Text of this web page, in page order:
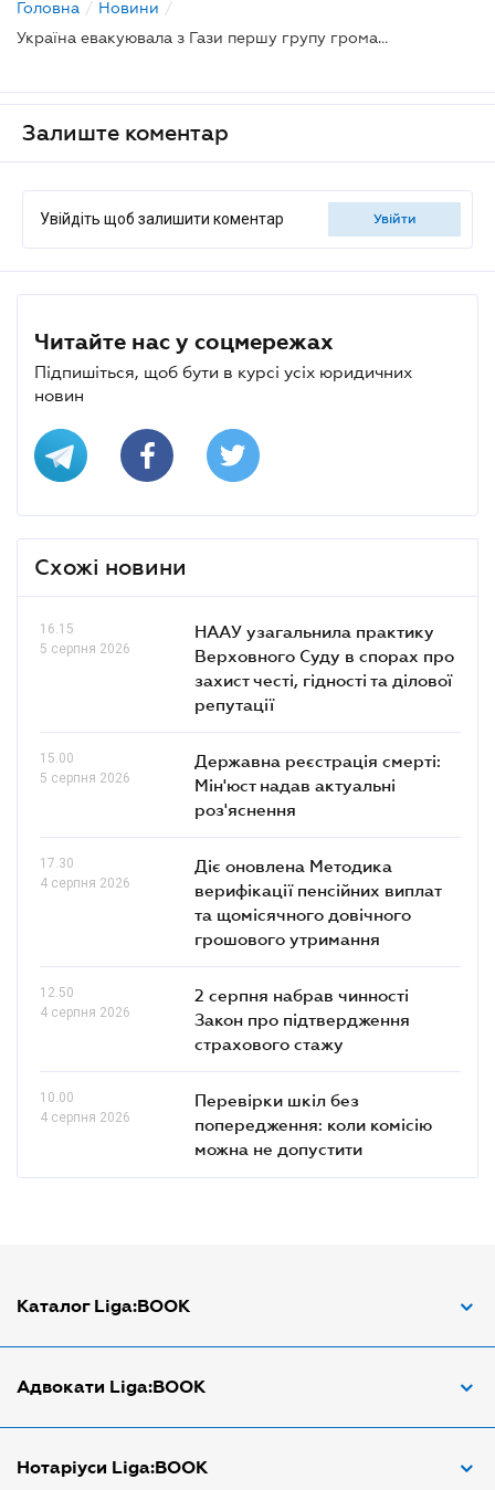
Головна / Новини /
Україна евакуювала з Гази першу групу громадян
Залиште коментар
Увійдіть щоб залишити коментар увійти
Читайте нас у соцмережах
Підпишіться, щоб бути в курсі усіх юридичних
новин
Схожі новини
16.15
5 серпня 2026
НААУ узагальнила практику
Верховного Суду в спорах про
захист честі, гідності та ділової
репутації
15.00
5 серпня 2026
Державна реєстрація смерті:
Мін'юст надав актуальні
роз'яснення
17.30
4 серпня 2026
Діє оновлена Методика
верифікації пенсійних виплат
та щомісячного довічного
грошового утримання
12.50
4 серпня 2026
2 серпня набрав чинності
Закон про підтвердження
страхового стажу
10.00
4 серпня 2026
Перевірки шкіл без
попередження: коли комісію
можна не допустити
Каталог Liga:BOOK
Адвокат по ДТП
Арбітражний керуючий
Адвокати Liga:BOOK
Адвокати Дніпра
Нотаріуси Liga:BOOK